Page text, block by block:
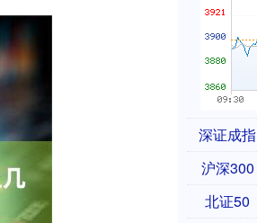
深证成指
沪深300
北证50